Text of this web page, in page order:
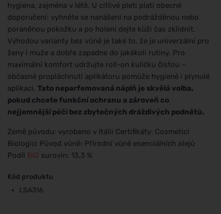
hygiena, zejména v létě. U citlivé pleti platí obecné
doporučení: vyhněte se nanášení na podrážděnou nebo
poraněnou pokožku a po holení dejte kůži čas zklidnit.
Výhodou varianty bez vůně je také to, že je univerzální pro
ženy i muže a dobře zapadne do jakékoli rutiny. Pro
maximální komfort udržujte roll-on kuličku čistou –
občasné propláchnutí aplikátoru pomůže hygieně i plynulé
aplikaci. Tato neparfemovaná náplň je skvělá volba,
pokud chcete funkční ochranu a zároveň co
nejjemnější péči bez zbytečných dráždivých podnětů.
Země původu: vyrobeno v Itálii Certifikáty: Cosmetici
Biologici Původ vůně: Přírodní vůně esenciálních olejů
Podíl BIO surovin: 13,3 %
Kód produktu
LSA316